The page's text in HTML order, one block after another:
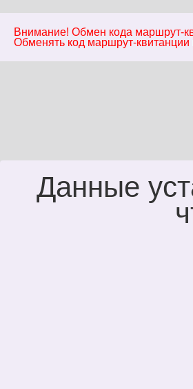
Внимание! Обмен кода маршрут-
Обменять код маршрут-
Данные